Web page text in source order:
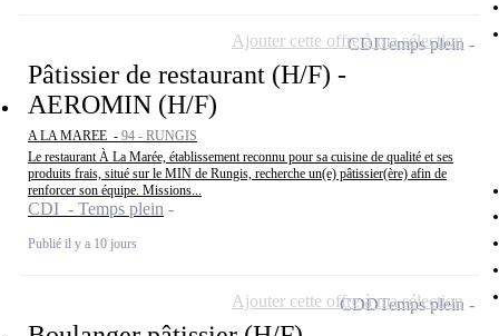
Pâtissier de restaurant (H/F) -
AEROMIN (H/F)
A LA MAREE - 94 - RUNGIS
Le restaurant À La Marée, établissement reconnu pour sa cuisine de qualité et ses
produits frais, situé sur le MIN de Rungis, recherche un(e) pâtissier(ère) afin de
renforcer son équipe. Missions...
CDI - Temps plein
Publié il y a 10 jours
CDITemps plein
Ajouter cette offre à ma sélection
CDDTemps plein
Ajouter cette offre à ma sélection